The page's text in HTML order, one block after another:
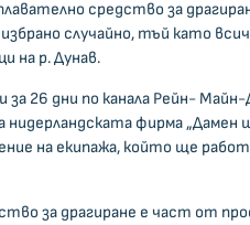
средство за
случайно, тъй като
на р. Дунав.
26 дни по канала Рейн-
фирма „Дамен
на екипажа, който ще
за драгиране е част от